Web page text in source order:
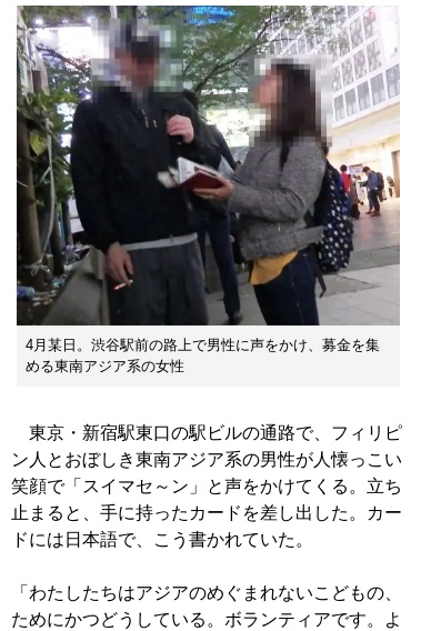
4月某日。渋谷駅前の路上で男性に声をかけ、募金を集
める東南アジア系の女性
東京・新宿駅東口の駅ビルの通路で、フィリピ
ン人とおぼしき東南アジア系の男性が人懐っこい
笑顔で「スイマセ～ン」と声をかけてくる。立ち
止まると、手に持ったカードを差し出した。カー
ドには日本語で、こう書かれていた。
「わたしたちはアジアのめぐまれないこどもの、
ためにかつどうしている。ボランティアです。よ